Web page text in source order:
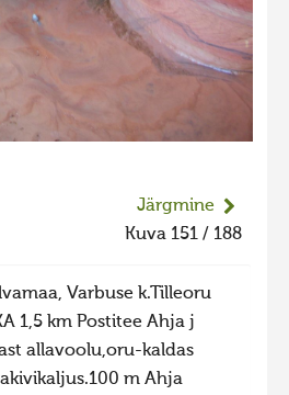
lisa
lisa
Järgmine
Kuva 151 / 188
Varbuse k.Tilleoru
1,5 km Postitee Ahja j
allavoolu,oru-kaldas
m Ahja